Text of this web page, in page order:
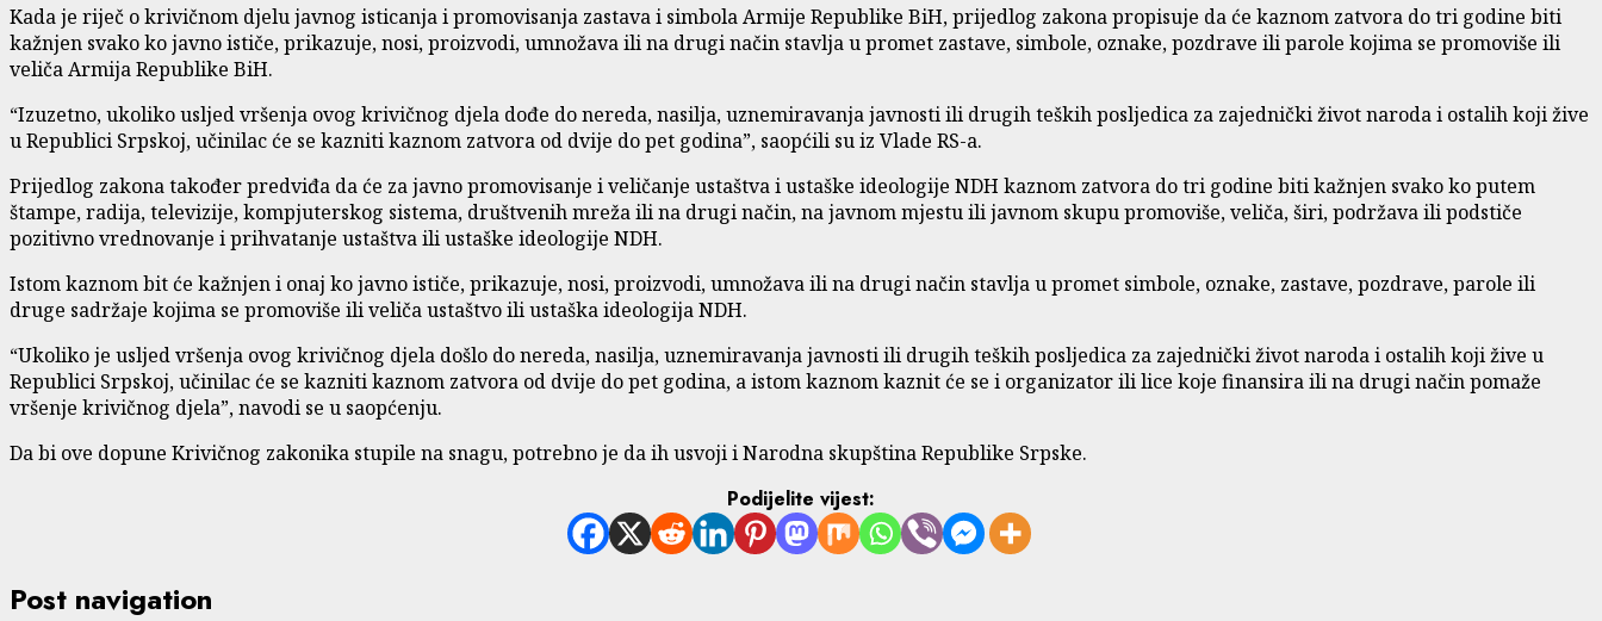
Kada je riječ o krivičnom djelu javnog isticanja i promovisanja zastava i simbola Armije Republike BiH, prijedlog zakona propisuje da će kaznom zatvora do tri godine biti
kažnjen svako ko javno ističe, prikazuje, nosi, proizvodi, umnožava ili na drugi način stavlja u promet zastave, simbole, oznake, pozdrave ili parole kojima se promoviše ili
veliča Armija Republike BiH.
“Izuzetno, ukoliko usljed vršenja ovog krivičnog djela dođe do nereda, nasilja, uznemiravanja javnosti ili drugih teških posljedica za zajednički život naroda i ostalih koji žive
u Republici Srpskoj, učinilac će se kazniti kaznom zatvora od dvije do pet godina”, saopćili su iz Vlade RS-a.
Prijedlog zakona također predviđa da će za javno promovisanje i veličanje ustaštva i ustaške ideologije NDH kaznom zatvora do tri godine biti kažnjen svako ko putem
štampe, radija, televizije, kompjuterskog sistema, društvenih mreža ili na drugi način, na javnom mjestu ili javnom skupu promoviše, veliča, širi, podržava ili podstiče
pozitivno vrednovanje i prihvatanje ustaštva ili ustaške ideologije NDH.
Istom kaznom bit će kažnjen i onaj ko javno ističe, prikazuje, nosi, proizvodi, umnožava ili na drugi način stavlja u promet simbole, oznake, zastave, pozdrave, parole ili
druge sadržaje kojima se promoviše ili veliča ustaštvo ili ustaška ideologija NDH.
“Ukoliko je usljed vršenja ovog krivičnog djela došlo do nereda, nasilja, uznemiravanja javnosti ili drugih teških posljedica za zajednički život naroda i ostalih koji žive u
Republici Srpskoj, učinilac će se kazniti kaznom zatvora od dvije do pet godina, a istom kaznom kaznit će se i organizator ili lice koje finansira ili na drugi način pomaže
vršenje krivičnog djela”, navodi se u saopćenju.
Da bi ove dopune Krivičnog zakonika stupile na snagu, potrebno je da ih usvoji i Narodna skupština Republike Srpske.
Podijelite vijest:
Post navigation